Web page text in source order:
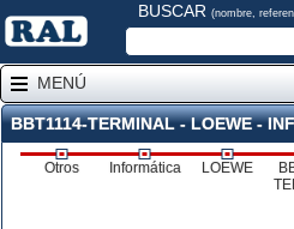
BUSCAR (nombre,
MENÚ
BBT1114-TERMINAL - LOEWE -
Otros Informática LOEWE